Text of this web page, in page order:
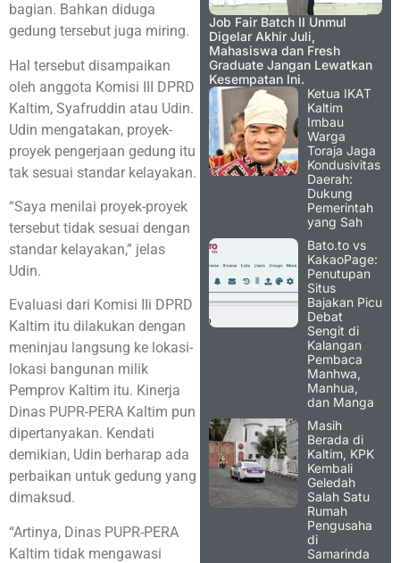
bagian. Bahkan diduga
gedung tersebut juga miring.
Hal tersebut disampaikan
oleh anggota Komisi III DPRD
Kaltim, Syafruddin atau Udin.
Udin mengatakan, proyek-
proyek pengerjaan gedung itu
tak sesuai standar kelayakan.
“Saya menilai proyek-proyek
tersebut tidak sesuai dengan
standar kelayakan,” jelas
Udin.
Evaluasi dari Komisi IIi DPRD
Kaltim itu dilakukan dengan
meninjau langsung ke lokasi-
lokasi bangunan milik
Pemprov Kaltim itu. Kinerja
Dinas PUPR-PERA Kaltim pun
dipertanyakan. Kendati
demikian, Udin berharap ada
perbaikan untuk gedung yang
dimaksud.
“Artinya, Dinas PUPR-PERA
Kaltim tidak mengawasi
Job Fair Batch II Unmul
Digelar Akhir Juli,
Mahasiswa dan Fresh
Graduate Jangan Lewatkan
Kesempatan Ini.
Ketua IKAT
Kaltim
Imbau
Warga
Toraja Jaga
Kondusivitas
Daerah:
Dukung
Pemerintah
yang Sah
Bato.to vs
KakaoPage:
Penutupan
Situs
Bajakan Picu
Debat
Sengit di
Kalangan
Pembaca
Manhwa,
Manhua,
dan Manga
Masih
Berada di
Kaltim, KPK
Kembali
Geledah
Salah Satu
Rumah
Pengusaha
di
Samarinda